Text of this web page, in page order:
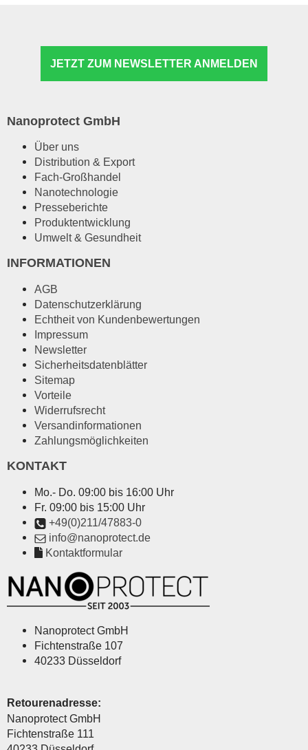
JETZT ZUM NEWSLETTER ANMELDEN
Nanoprotect GmbH
Über uns
Distribution & Export
Fach-Großhandel
Nanotechnologie
Presseberichte
Produktentwicklung
Umwelt & Gesundheit
INFORMATIONEN
AGB
Datenschutzerklärung
Echtheit von Kundenbewertungen
Impressum
Newsletter
Sicherheitsdatenblätter
Sitemap
Vorteile
Widerrufsrecht
Versandinformationen
Zahlungsmöglichkeiten
KONTAKT
Mo.- Do. 09:00 bis 16:00 Uhr
Fr. 09:00 bis 15:00 Uhr
+49(0)211/47883-0
info@nanoprotect.de
Kontaktformular
Nanoprotect GmbH
Fichtenstraße 107
40233 Düsseldorf
Retourenadresse:
Nanoprotect GmbH
Fichtenstraße 111